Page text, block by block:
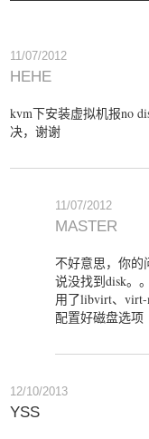
11/07/2012
HEHE
kvm下安装虚拟机报no
决，谢谢
11/07/2012
MASTER
不好意思，你的
说没找到disk。
用了libvirt、virt-
配置好磁盘选项
12/10/2013
YSS